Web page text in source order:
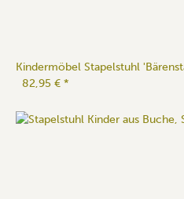
Kindermöbel Stapelstuhl
82,95 € *